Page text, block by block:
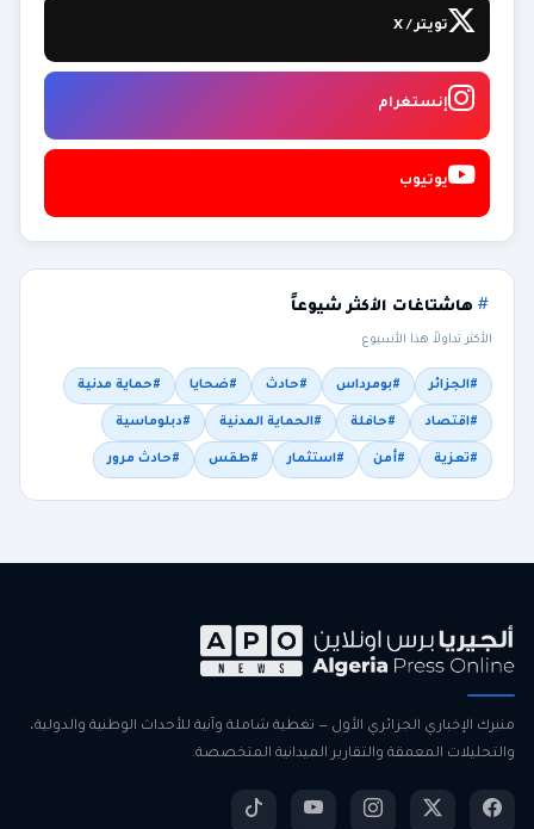
تويتر / X
إنستغرام
يوتيوب
هاشتاغات الأكثر شيوعاً
الأكثر تداولاً هذا الأسبوع
#الجزائر #بومرداس #حادث #ضحايا #حماية مدنية
#اقتصاد #حافلة #الحماية المدنية #دبلوماسية
#تعزية #أمن #استثمار #طقس #حادث مرور
منبرك الإخباري الجزائري الأول — تغطية شاملة وآنية للأحداث الوطنية والدولية،
والتحليلات المعمقة والتقارير الميدانية المتخصصة.